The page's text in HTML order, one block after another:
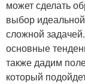
может сделать
выбор
сложной
основные
также дадим
который